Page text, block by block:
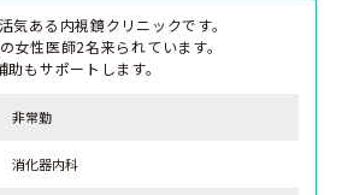
気ある内視鏡クリニックです。
女性医師2名来られています。
もサポートします。
非常勤
消化器内科